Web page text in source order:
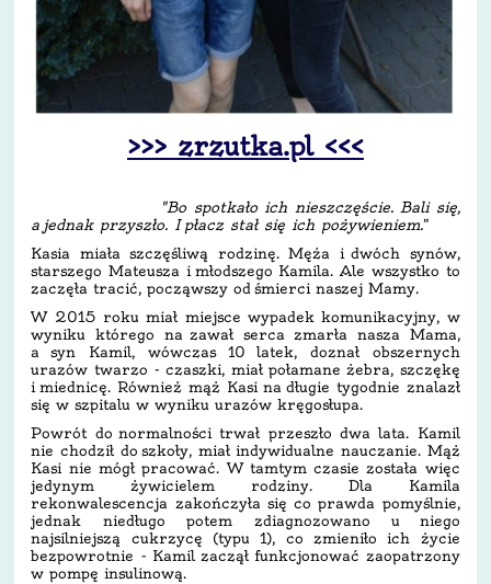
>>> zrzutka.pl <<<
"Bo spotkało ich nieszczęście. Bali się,
a jednak przyszło. I płacz stał się ich pożywieniem.”
Kasia miała szczęśliwą rodzinę. Męża i dwóch synów,
starszego Mateusza i młodszego Kamila. Ale wszystko to
zaczęła tracić, począwszy od śmierci naszej Mamy.
W 2015 roku miał miejsce wypadek komunikacyjny, w
wyniku którego na zawał serca zmarła nasza Mama,
a syn Kamil, wówczas 10 latek, doznał obszernych
urazów twarzo - czaszki, miał połamane żebra, szczękę
i miednicę. Również mąż Kasi na długie tygodnie znalazł
się w szpitalu w wyniku urazów kręgosłupa.
Powrót do normalności trwał przeszło dwa lata. Kamil
nie chodził do szkoły, miał indywidualne nauczanie. Mąż
Kasi nie mógł pracować. W tamtym czasie została więc
jedynym żywicielem rodziny. Dla Kamila
rekonwalescencja zakończyła się co prawda pomyślnie,
jednak niedługo potem zdiagnozowano u niego
najsilniejszą cukrzycę (typu 1), co zmieniło ich życie
bezpowrotnie - Kamil zaczął funkcjonować zaopatrzony
w pompę insulinową.